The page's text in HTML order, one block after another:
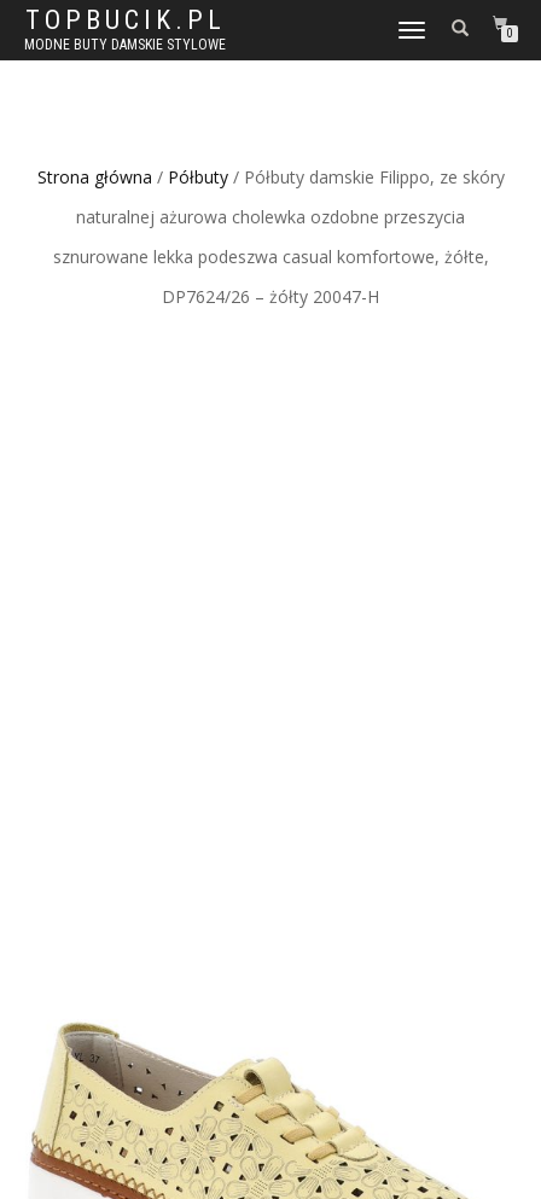
TOPBUCIK.PL
MODNE BUTY DAMSKIE STYLOWE
WŁĄCZ
NAWIGACJĘ
0
Strona główna / Półbuty/ Półbuty damskie Filippo, ze skóry
naturalnej ażurowa cholewka ozdobne przeszycia
sznurowane lekka podeszwa casual komfortowe, żółte,
DP7624/26 – żółty 20047-H